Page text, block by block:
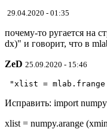
29.04.2020 - 01:35
почему-то ругается на
dx)" и говорит, что в
ZeD 25.09.2020 - 15:46
Исправить: import numpy
xlist = numpy.arange